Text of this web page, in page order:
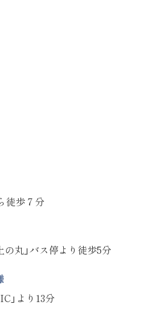
徒歩７分
の丸」バス停より徒歩5分
」より13分